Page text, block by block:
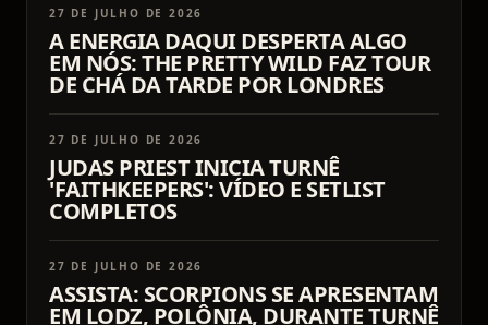
27 DE JULHO DE 2026
A ENERGIA DAQUI DESPERTA ALGO
EM NÓS: THE PRETTY WILD FAZ TOUR
DE CHÁ DA TARDE POR LONDRES
27 DE JULHO DE 2026
JUDAS PRIEST INICIA TURNÊ
'FAITHKEEPERS': VÍDEO E SETLIST
COMPLETOS
27 DE JULHO DE 2026
ASSISTA: SCORPIONS SE APRESENTAM
EM LODZ, POLÔNIA, DURANTE TURNÊ